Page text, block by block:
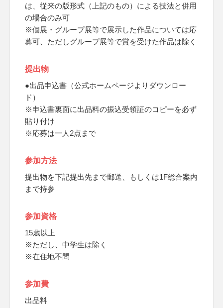
は、従来の版形式（上記のもの）による技法と併用
の場合のみ可
※個展・グループ展等で展示した作品については応
募可、ただしグループ展等で賞を受けた作品は除く
提出物
●出品申込書（公式ホームページよりダウンロー
ド）
※申込書裏面に出品料の振込受領証のコピーを必ず
貼り付け
※応募は一人2点まで
参加方法
提出物を下記提出先まで郵送、もしくは1F総合案内
まで持参
参加資格
15歳以上
※ただし、中学生は除く
※在住地不問
参加費
出品料